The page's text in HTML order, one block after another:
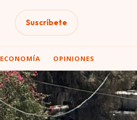
Suscríbete
ECONOMÍA OPINIONES